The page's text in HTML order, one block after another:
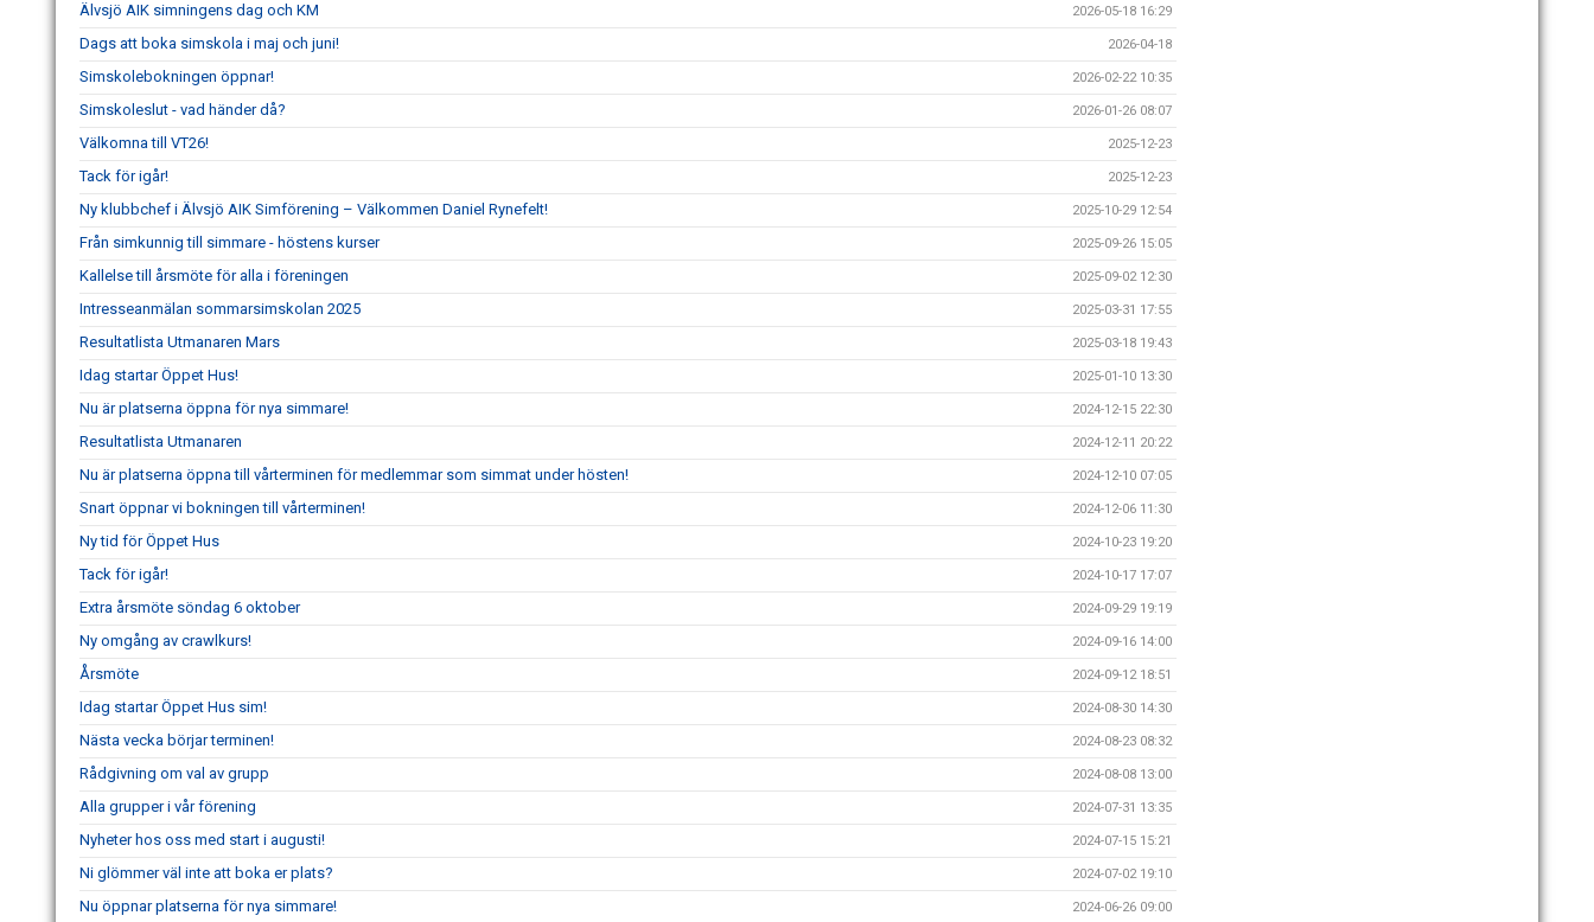
Älvsjö AIK simningens dag och KM 2026-05-18 16:29
Dags att boka simskola i maj och juni! 2026-04-18
Simskolebokningen öppnar! 2026-02-22 10:35
Simskoleslut - vad händer då? 2026-01-26 08:07
Välkomna till VT26! 2025-12-23
Tack för igår! 2025-12-23
Ny klubbchef i Älvsjö AIK Simförening – Välkommen Daniel Rynefelt! 2025-10-29 12:54
Från simkunnig till simmare - höstens kurser 2025-09-26 15:05
Kallelse till årsmöte för alla i föreningen 2025-09-02 12:30
Intresseanmälan sommarsimskolan 2025 2025-03-31 17:55
Resultatlista Utmanaren Mars 2025-03-18 19:43
Idag startar Öppet Hus! 2025-01-10 13:30
Nu är platserna öppna för nya simmare! 2024-12-15 22:30
Resultatlista Utmanaren 2024-12-11 20:22
Nu är platserna öppna till vårterminen för medlemmar som simmat under hösten! 2024-12-10 07:05
Snart öppnar vi bokningen till vårterminen! 2024-12-06 11:30
Ny tid för Öppet Hus 2024-10-23 19:20
Tack för igår! 2024-10-17 17:07
Extra årsmöte söndag 6 oktober 2024-09-29 19:19
Ny omgång av crawlkurs! 2024-09-16 14:00
Årsmöte 2024-09-12 18:51
Idag startar Öppet Hus sim! 2024-08-30 14:30
Nästa vecka börjar terminen! 2024-08-23 08:32
Rådgivning om val av grupp 2024-08-08 13:00
Alla grupper i vår förening 2024-07-31 13:35
Nyheter hos oss med start i augusti! 2024-07-15 15:21
Ni glömmer väl inte att boka er plats? 2024-07-02 19:10
Nu öppnar platserna för nya simmare! 2024-06-26 09:00